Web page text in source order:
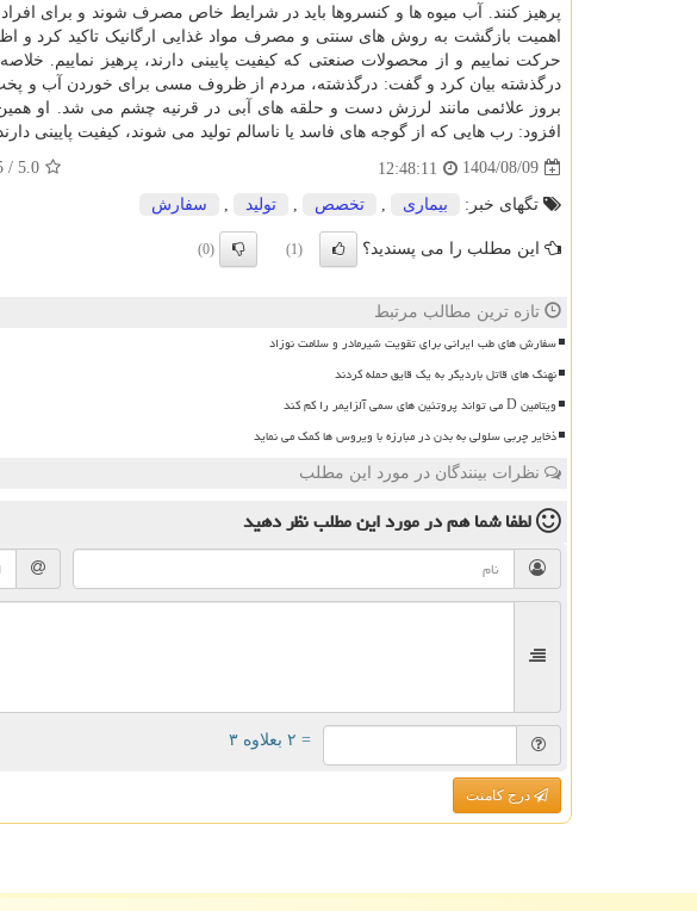
پرهیز کنند. آب میوه ها و کنسروها باید در شرایط خاص مصرف شوند و برای
اهمیت بازگشت به روش های سنتی و مصرف مواد غذایی ارگانیک تاکید کرد و
حرکت نماییم و از محصولات صنعتی که کیفیت پایینی دارند، پرهیز نماییم.
درگذشته بیان کرد و گفت: درگذشته، مردم از ظروف مسی برای خوردن آب و
بروز علائمی مانند لرزش دست و حلقه های آبی در قرنیه چشم می شد. او
افزود: رب هایی که از گوجه های فاسد یا ناسالم تولید می شوند، کیفیت پایینی
1404/08/09
12:48:11
5.0
/
تگهای خبر: بیماری , تخصص , تولید , سفارش
این مطلب را می پسندید؟ (1)
(0)
تازه ترین مطالب مرتبط
سفارش های طب ایرانی برای تقویت شیرمادر و سلامت نوزاد
نهنگ های قاتل باردیگر به یک قایق حمله کردند
ویتامین D می تواند پروتئین های سمی آلزایمر را کم کند
ذخایر چربی سلولی به بدن در مبارزه با ویروس ها کمک می نماید
نظرات بینندگان در مورد این مطلب
لطفا شما همدر مورد این مطلبنظر دهید
= ۲ بعلاوه ۳
درج کامنت